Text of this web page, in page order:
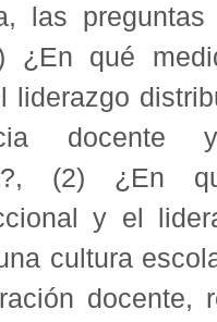
las
¿En qué
liderazgo
docente
(2) ¿En
y el
cultura
docente,